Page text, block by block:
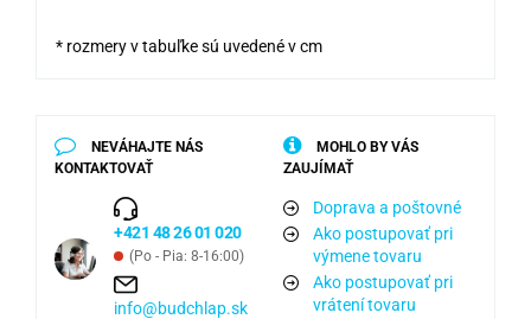
* rozmery v tabuľke sú uvedené v cm
NEVÁHAJTE NÁS
KONTAKTOVAŤ
+421 48 26 01 020
(Po - Pia: 8-16:00)
info@budchlap.sk
MOHLO BY VÁS
ZAUJÍMAŤ
Doprava a poštovné
Ako postupovať pri
výmene tovaru
Ako postupovať pri
vrátení tovaru